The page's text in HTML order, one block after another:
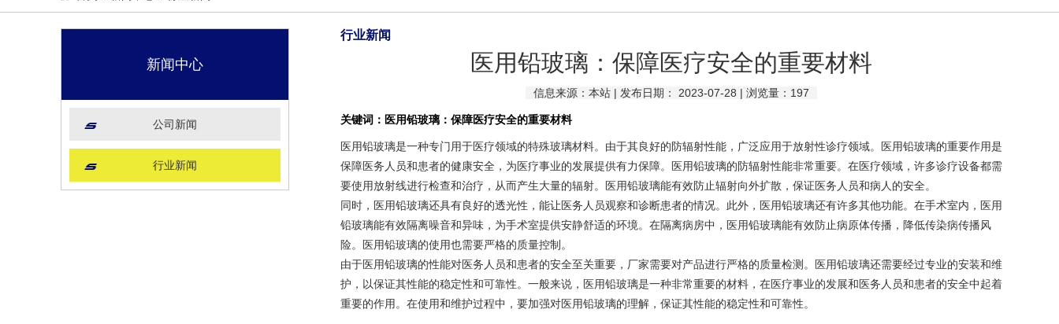
新闻中心
公司新闻
行业新闻
行业新闻
医用铅玻璃：保障医疗安全的重要材料
信息来源：本站 | 发布日期： 2023-07-28 | 浏览量： 197
关键词：医用铅玻璃：保障医疗安全的重要材料
医用铅玻璃是一种专门用于医疗领域的特殊玻璃材料。由于其良好的防辐射性能，广泛应用于放射性诊疗领域。医用铅玻璃的重要作用是
保障医务人员和患者的健康安全，为医疗事业的发展提供有力保障。医用铅玻璃的防辐射性能非常重要。在医疗领域，许多诊疗设备都需
要使用放射线进行检查和治疗，从而产生大量的辐射。医用铅玻璃能有效防止辐射向外扩散，保证医务人员和病人的安全。
同时，医用铅玻璃还具有良好的透光性，能让医务人员观察和诊断患者的情况。此外，医用铅玻璃还有许多其他功能。在手术室内，医用
铅玻璃能有效隔离噪音和异味，为手术室提供安静舒适的环境。在隔离病房中，医用铅玻璃能有效防止病原体传播，降低传染病传播风
险。医用铅玻璃的使用也需要严格的质量控制。
由于医用铅玻璃的性能对医务人员和患者的安全至关重要，厂家需要对产品进行严格的质量检测。医用铅玻璃还需要经过专业的安装和维
护，以保证其性能的稳定性和可靠性。一般来说，医用铅玻璃是一种非常重要的材料，在医疗事业的发展和医务人员和患者的安全中起着
重要的作用。在使用和维护过程中，要加强对医用铅玻璃的理解，保证其性能的稳定性和可靠性。